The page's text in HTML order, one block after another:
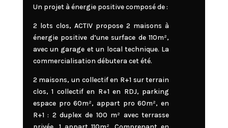
Un projet à énergie positive composé de :
2 lots clos, ACTIV propose 2 maisons à
énergie positive d’une surface de 110m²,
avec un garage et un local technique. La
commercialisation débutera cet été.
2 maisons, un collectif en R+1 sur terrain
clos, 1 collectif en R+1 en RDJ, parking
espace pro 60m², appart pro 60m², en
R+1 : 2 duplex de 100 m² avec terrasse